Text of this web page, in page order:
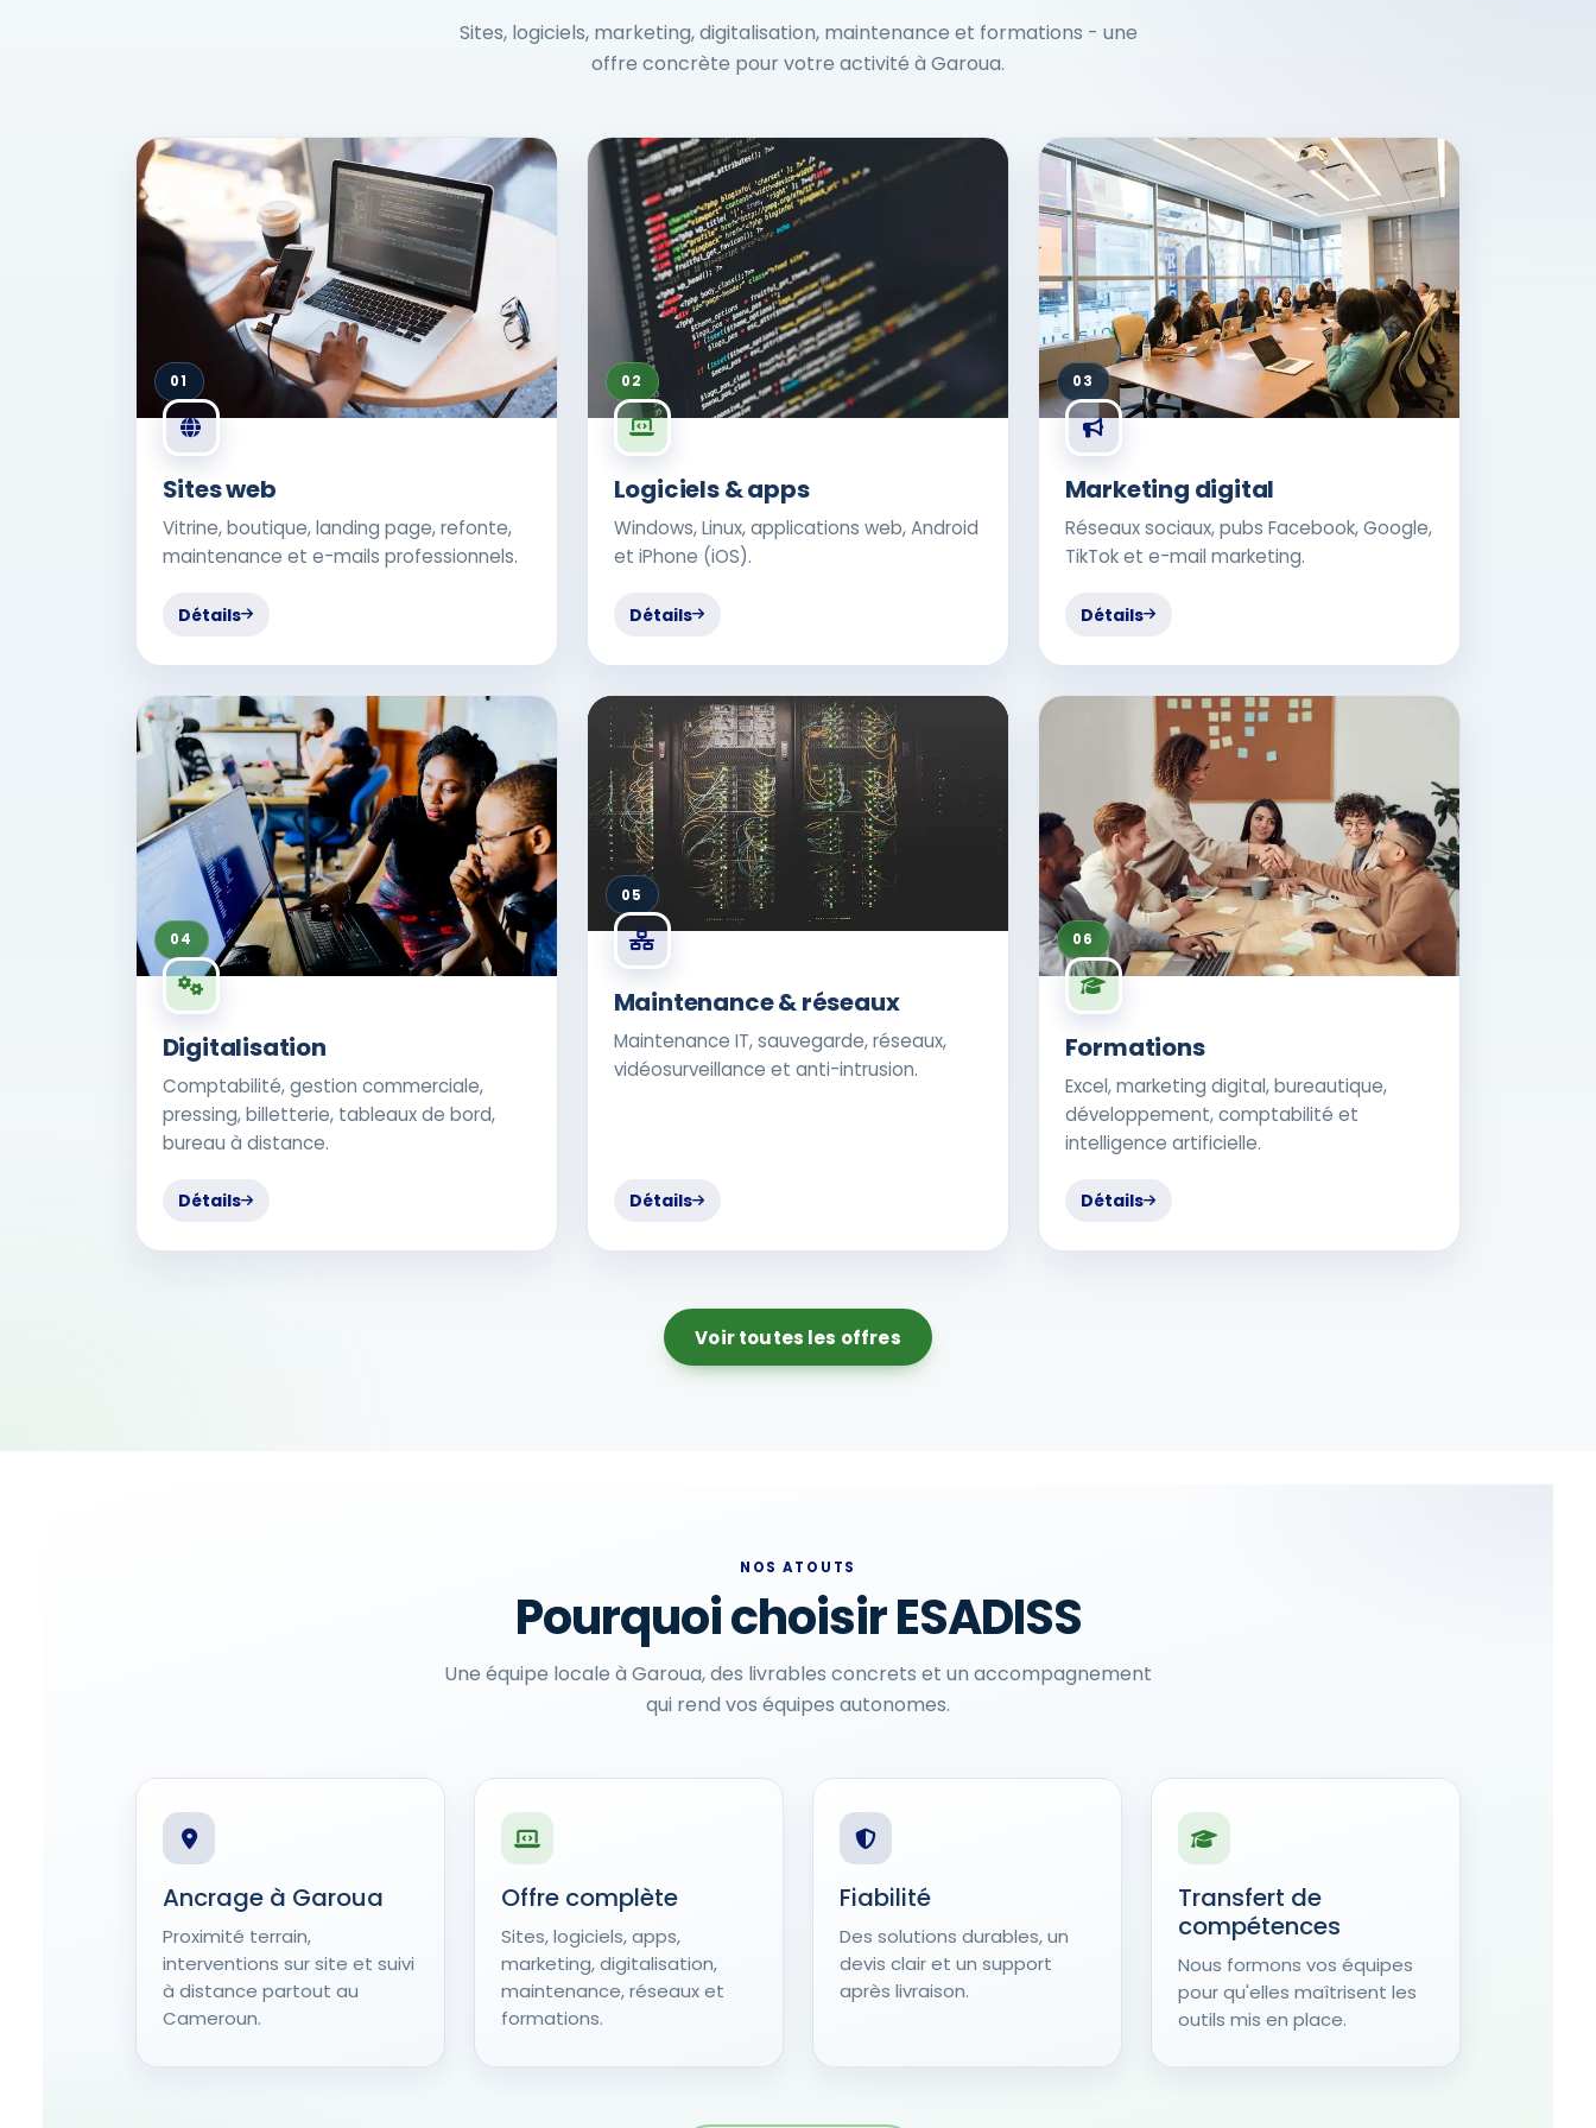
Sites, logiciels, marketing, digitalisation, maintenance et formations - une
offre concrète pour votre activité à Garoua.
01
Sites web
Vitrine, boutique, landing page, refonte,
maintenance et e-mails professionnels.
Détails
02
Logiciels & apps
Windows, Linux, applications web, Android
et iPhone (iOS).
Détails
03
Marketing digital
Réseaux sociaux, pubs Facebook, Google,
TikTok et e-mail marketing.
Détails
04
Digitalisation
Comptabilité, gestion commerciale,
pressing, billetterie, tableaux de bord,
bureau à distance.
Détails
05
Maintenance & réseaux
Maintenance IT, sauvegarde, réseaux,
vidéosurveillance et anti-intrusion.
Détails
06
Formations
Excel, marketing digital, bureautique,
développement, comptabilité et
intelligence artificielle.
Détails
Voir toutes les offres
NOS ATOUTS
Pourquoi choisir ESADISS
Une équipe locale à Garoua, des livrables concrets et un accompagnement
qui rend vos équipes autonomes.
Ancrage à Garoua
Proximité terrain,
interventions sur site et suivi
à distance partout au
Cameroun.
Offre complète
Sites, logiciels, apps,
marketing, digitalisation,
maintenance, réseaux et
formations.
Fiabilité
Des solutions durables, un
devis clair et un support
après livraison.
Transfert de
compétences
Nous formons vos équipes
pour qu'elles maîtrisent les
outils mis en place.